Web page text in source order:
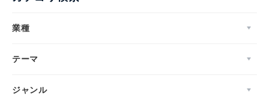
業種
テーマ
ジャンル